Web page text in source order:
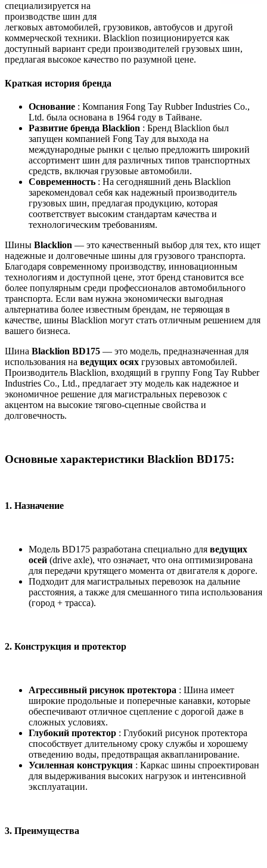
специализируется на
производстве шин для
легковых автомобилей, грузовиков, автобусов и другой
коммерческой техники. Blacklion позиционируется как
доступный вариант среди производителей грузовых шин,
предлагая высокое качество по разумной цене.
Краткая история бренда
Основание : Компания Fong Tay Rubber Industries Co.,
Ltd. была основана в 1964 году в Тайване.
Развитие бренда Blacklion : Бренд Blacklion был
запущен компанией Fong Tay для выхода на
международные рынки с целью предложить широкий
ассортимент шин для различных типов транспортных
средств, включая грузовые автомобили.
Современность : На сегодняшний день Blacklion
зарекомендовал себя как надежный производитель
грузовых шин, предлагая продукцию, которая
соответствует высоким стандартам качества и
технологическим требованиям.
Шины Blacklion — это качественный выбор для тех, кто ищет
надежные и долговечные шины для грузового транспорта.
Благодаря современному производству, инновационным
технологиям и доступной цене, этот бренд становится все
более популярным среди профессионалов автомобильного
транспорта. Если вам нужна экономически выгодная
альтернатива более известным брендам, не теряющая в
качестве, шины Blacklion могут стать отличным решением для
вашего бизнеса.
Шина Blacklion BD175 — это модель, предназначенная для
использования на ведущих осях грузовых автомобилей.
Производитель Blacklion, входящий в группу Fong Tay Rubber
Industries Co., Ltd., предлагает эту модель как надежное и
экономичное решение для магистральных перевозок с
акцентом на высокие тягово-сцепные свойства и
долговечность.
Основные характеристики Blacklion BD175:
1. Назначение
Модель BD175 разработана специально для ведущих
осей (drive axle), что означает, что она оптимизирована
для передачи крутящего момента от двигателя к дороге.
Подходит для магистральных перевозок на дальние
расстояния, а также для смешанного типа использования
(город + трасса).
2. Конструкция и протектор
Агрессивный рисунок протектора : Шина имеет
широкие продольные и поперечные канавки, которые
обеспечивают отличное сцепление с дорогой даже в
сложных условиях.
Глубокий протектор : Глубокий рисунок протектора
способствует длительному сроку службы и хорошему
отведению воды, предотвращая аквапланирование.
Усиленная конструкция : Каркас шины спроектирован
для выдерживания высоких нагрузок и интенсивной
эксплуатации.
3. Преимущества